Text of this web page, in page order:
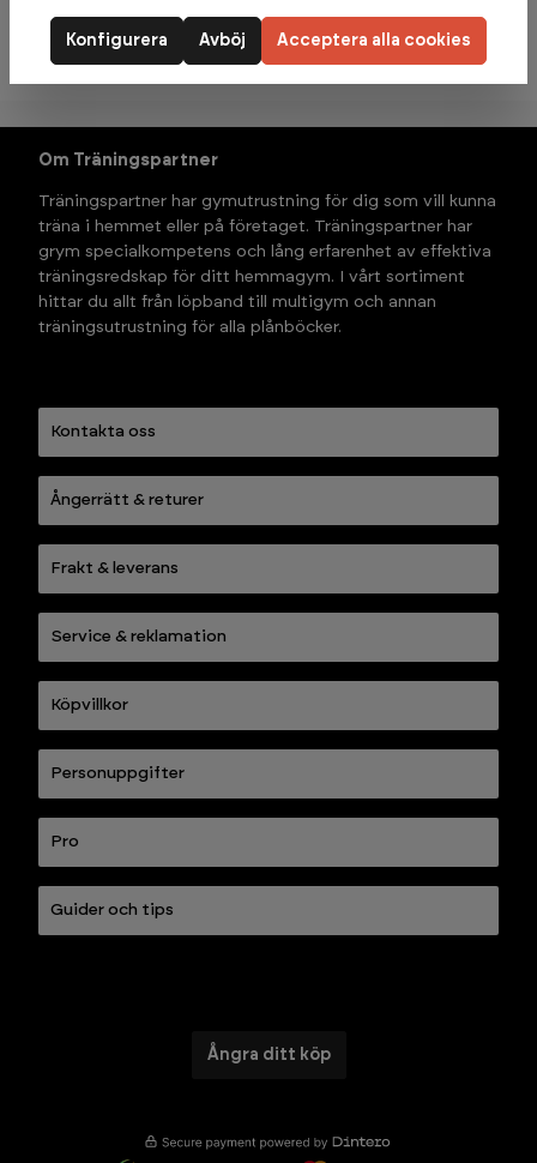
Om Träningspartner
Träningspartner har gymutrustning för dig som vill kunna
träna i hemmet eller på företaget. Träningspartner har
grym specialkompetens och lång erfarenhet av effektiva
träningsredskap för ditt hemmagym. I vårt sortiment
hittar du allt från löpband till multigym och annan
träningsutrustning för alla plånböcker.
Kontakta oss
Ångerrätt & returer
Frakt & leverans
Service & reklamation
Köpvillkor
Personuppgifter
Pro
Guider och tips
Ångra ditt köp
Avböj
Konfigurera Acceptera alla cookies